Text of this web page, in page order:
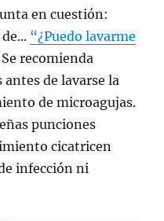
en cuestión:
“¿Puedo lavarme
Se recomienda
de lavarse la
de microagujas.
punciones
cicatricen
infección ni